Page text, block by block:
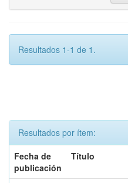
Resultados 1-1 de 1.
Resultados por ítem:
Fecha de
publicación
Título